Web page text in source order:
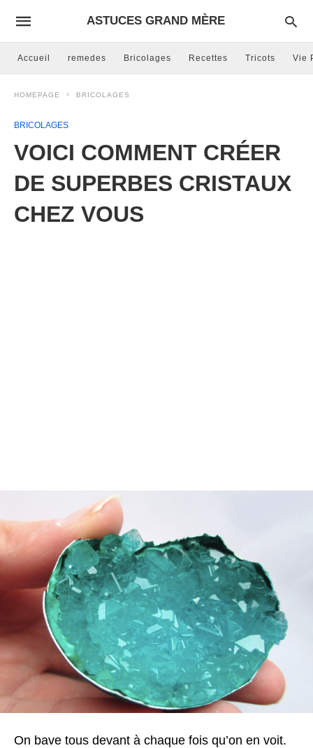
ASTUCES GRAND MÈRE
Accueil remedes Bricolages Recettes Tricots Vie
HOMEPAGE BRICOLAGES
BRICOLAGES
VOICI COMMENT CRÉER
DE SUPERBES CRISTAUX
CHEZ VOUS
On bave tous devant à chaque fois qu’on en voit.